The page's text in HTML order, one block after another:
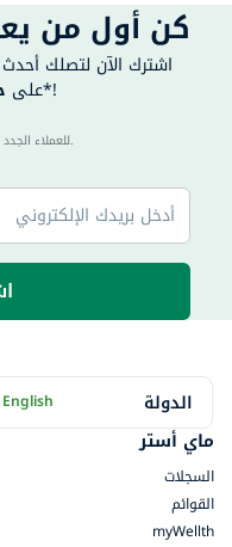
كن أول من
اشترك الآن لتصلك
علىمباشرةً*!
40 للعملاء الجدد فقط. تطبق الشروط والأحكام.
الدولة English
ماي أستر
السجلات
القوائم
myWellth